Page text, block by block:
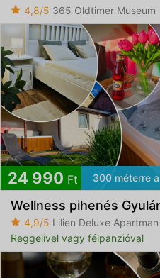
4,8/5 365 Oldtimer Museum
24 990 Ft 300 méterre
Wellness pihenés
4,9/5 Lilien Deluxe
Reggelivel vagy félpanzióval